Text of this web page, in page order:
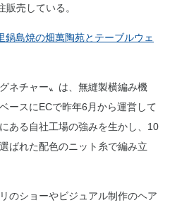
売している。
鍋島焼の畑萬陶苑とテーブルウェ
ネチャー〟は、無縫製横編み機
ースにECで昨年6月から運営して
ある自社工場の強みを生かし、10
ばれた配色のニット糸で編み立
のショーやビジュアル制作のヘア